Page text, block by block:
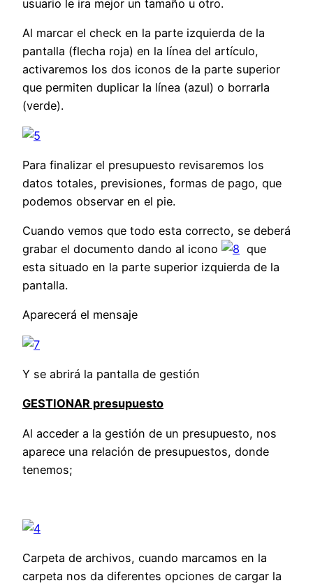
usuario le ira mejor un tamaño u otro.
Al marcar el check en la parte izquierda de la
pantalla (flecha roja) en la línea del artículo,
activaremos los dos iconos de la parte superior
que permiten duplicar la línea (azul) o borrarla
(verde).
Para finalizar el presupuesto revisaremos los
datos totales, previsiones, formas de pago, que
podemos observar en el pie.
Cuando vemos que todo esta correcto, se deberá
grabar el documento dando al icono
que
esta situado en la parte superior izquierda de la
pantalla.
Aparecerá el mensaje
Y se abrirá la pantalla de gestión
GESTIONAR presupuesto
Al acceder a la gestión de un presupuesto, nos
aparece una relación de presupuestos, donde
tenemos;
Carpeta de archivos, cuando marcamos en la
carpeta nos da diferentes opciones de cargar la